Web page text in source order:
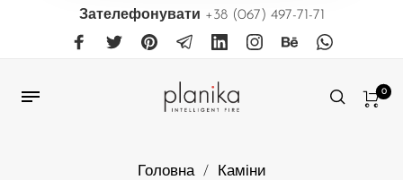
Зателефонувати +38 (067) 497-71-71
0
Головна / Каміни